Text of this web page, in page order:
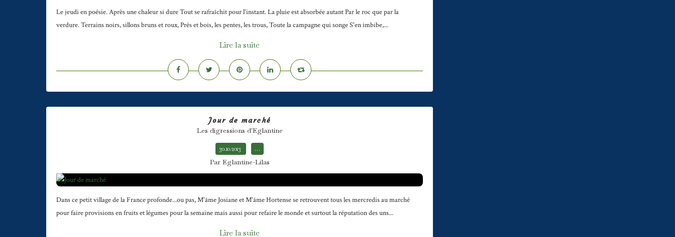
Le jeudi en poésie. Après une chaleur si dure Tout se rafraîchit pour l'instant. La pluie est absorbée autant Par le roc que par la
verdure. Terrains noirs, sillons bruns et roux, Prés et bois, les pentes, les trous, Toute la campagne qui songe S'en imbibe,...
Lire la suite
Jour de marché
Les digressions d'Eglantine
30.10.2013 …
Par Eglantine-Lilas
Dans ce petit village de la France profonde...ou pas, M'âme Josiane et M'âme Hortense se retrouvent tous les mercredis au marché
pour faire provisions en fruits et légumes pour la semaine mais aussi pour refaire le monde et surtout la réputation des uns...
Lire la suite